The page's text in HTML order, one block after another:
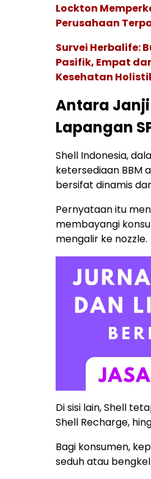
Lockton
Perusahaan
Survei Herbalife:
Pasifik, Empat
Kesehatan
Antara
Lapangan
Shell Indonesia,
ketersediaan BBM
bersifat dinamis
Pernyataan itu
membayangi
mengalir ke nozzle.
Di sisi lain, Shell
Shell Recharge,
Bagi konsumen,
seduh atau